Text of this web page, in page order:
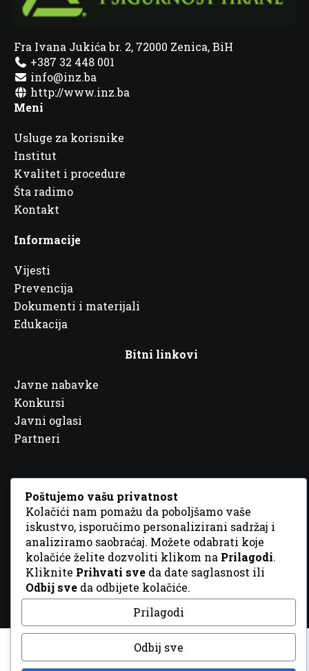
Fra Ivana Jukića br. 2, 72000 Zenica, BiH
+387 32 448 001
info@inz.ba
http://www.inz.ba
Meni
Usluge za korisnike
Institut
Kvalitet i procedure
Šta radimo
Kontakt
Informacije
Vijesti
Prevencija
Dokumenti i materijali
Edukacija
Bitni linkovi
Javne nabavke
Konkursi
Javni oglasi
Partneri
© 2026 Sva prava zadržana. DizajnGordonDM
Poštujemo vašu privatnost
Kolačići nam pomažu da poboljšamo vaše
iskustvo, isporučimo personalizirani sadržaj i
analiziramo saobraćaj. Možete odabrati koje
kolačiće želite dozvoliti klikom na Prilagodi.
Kliknite Prihvati sve da date saglasnost ili
Odbij sve da odbijete kolačiće.
Prilagodi
Odbij sve